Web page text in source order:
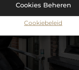
Cookies Beheren
Cookiebeleid